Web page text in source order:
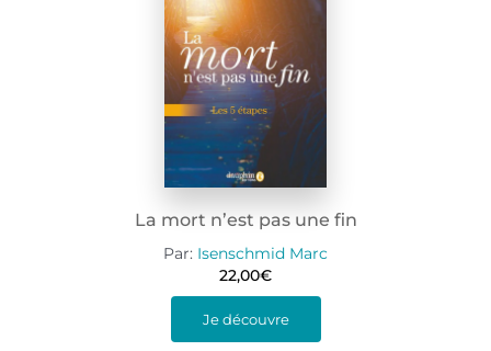
La mort n’est pas une fin
Par: Isenschmid Marc
22,00€
Je découvre